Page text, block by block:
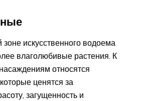
искусственного водоема
влаголюбивые растения. К
относятся
ценятся за
загущенность и